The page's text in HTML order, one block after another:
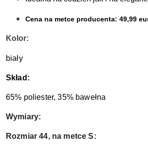
Cena na metce producenta: 49,99
Kolor:
biały
Skład:
65% poliester, 35% bawełna
Wymiary:
Rozmiar 44, na metce S: